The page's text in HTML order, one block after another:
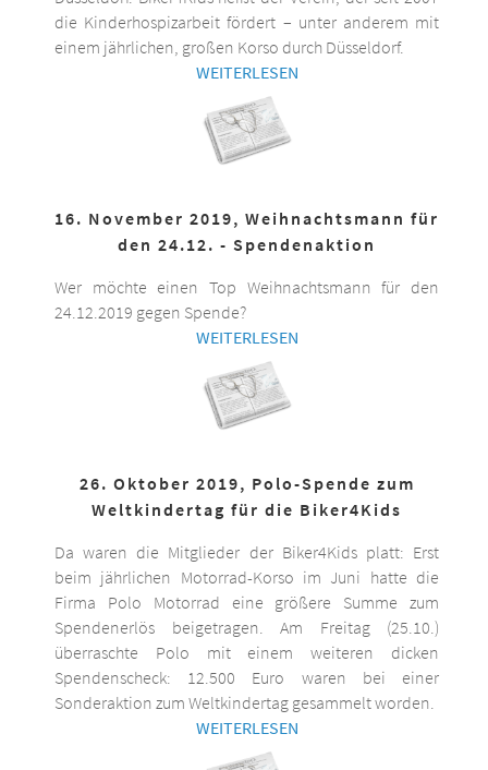
die Kinderhospizarbeit fördert – unter anderem mit
einem jährlichen, großen Korso durch Düsseldorf.
WEITERLESEN
16. November 2019, Weihnachtsmann für
den 24.12. - Spendenaktion
Wer möchte einen Top Weihnachtsmann für den
24.12.2019 gegen Spende?
WEITERLESEN
26. Oktober 2019, Polo-Spende zum
Weltkindertag für die Biker4Kids
Da waren die Mitglieder der Biker4Kids platt: Erst
beim jährlichen Motorrad-Korso im Juni hatte die
Firma Polo Motorrad eine größere Summe zum
Spendenerlös beigetragen. Am Freitag (25.10.)
überraschte Polo mit einem weiteren dicken
Spendenscheck: 12.500 Euro waren bei einer
Sonderaktion zum Weltkindertag gesammelt worden.
WEITERLESEN